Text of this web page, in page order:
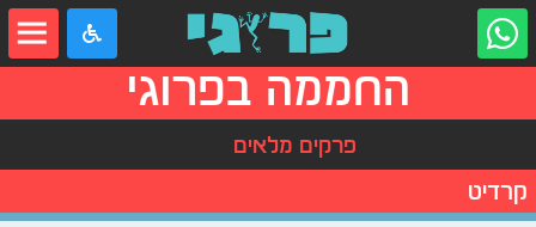
החממה בפרוגי
פרקים מלאים
קרדיט